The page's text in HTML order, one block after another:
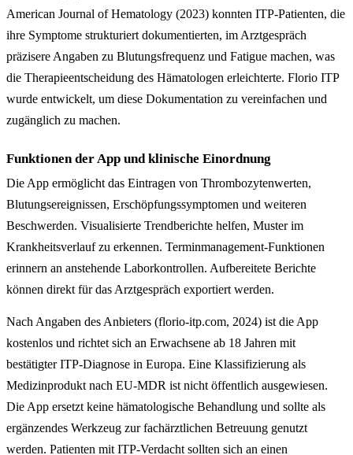
American Journal of Hematology (2023) konnten ITP-Patienten, die
ihre Symptome strukturiert dokumentierten, im Arztgespräch
präzisere Angaben zu Blutungsfrequenz und Fatigue machen, was
die Therapieentscheidung des Hämatologen erleichterte. Florio ITP
wurde entwickelt, um diese Dokumentation zu vereinfachen und
zugänglich zu machen.
Funktionen der App und klinische Einordnung
Die App ermöglicht das Eintragen von Thrombozytenwerten,
Blutungsereignissen, Erschöpfungssymptomen und weiteren
Beschwerden. Visualisierte Trendberichte helfen, Muster im
Krankheitsverlauf zu erkennen. Terminmanagement-Funktionen
erinnern an anstehende Laborkontrollen. Aufbereitete Berichte
können direkt für das Arztgespräch exportiert werden.
Nach Angaben des Anbieters (florio-itp.com, 2024) ist die App
kostenlos und richtet sich an Erwachsene ab 18 Jahren mit
bestätigter ITP-Diagnose in Europa. Eine Klassifizierung als
Medizinprodukt nach EU-MDR ist nicht öffentlich ausgewiesen.
Die App ersetzt keine hämatologische Behandlung und sollte als
ergänzendes Werkzeug zur fachärztlichen Betreuung genutzt
werden. Patienten mit ITP-Verdacht sollten sich an einen